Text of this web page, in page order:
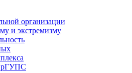
организации
и экстремизму